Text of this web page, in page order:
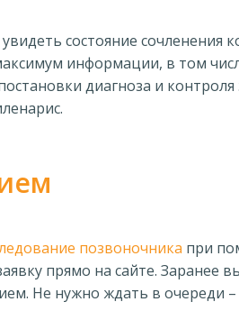
состояние
информации, в том
диагноза и
позвоночника при
прямо на сайте.
Не нужно ждать в очереди